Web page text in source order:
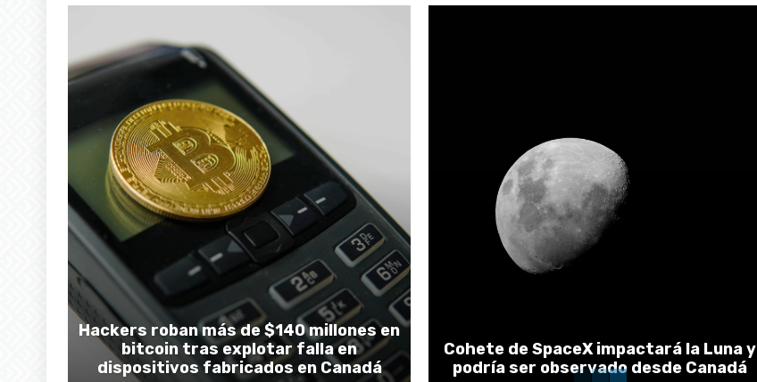
Hackers roban más de $140 millones en
bitcoin tras explotar falla en
dispositivos fabricados en Canadá
Cohete de SpaceX impactará la Luna y
podría ser observado desde Canadá